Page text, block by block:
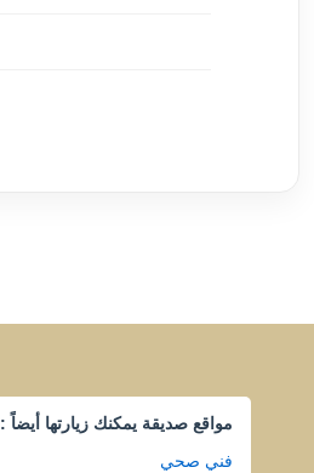
مواقع صديقة يمكنك زيارتها أيضاً :
فني صحي